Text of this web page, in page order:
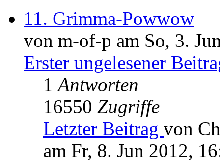
11. Grimma-Powwow
von m-of-p am So, 3.
Erster ungelesener
1Antworten
16550 Zugriffe
Letzter Beitrag von
am Fr, 8. Jun 2012,